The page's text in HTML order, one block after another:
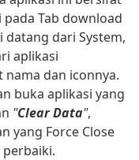
Tab download
datang dari System,
aplikasi
dan iconnya.
buka aplikasi yang
"Clear Data",
yang Force Close